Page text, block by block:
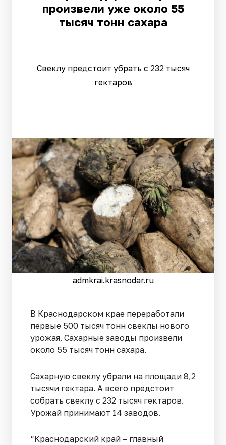
произвели уже около 55
тысяч тонн сахара
Свеклу предстоит убрать с 232 тысяч
гектаров
admkrai.krasnodar.ru
В Краснодарском крае переработали
первые 500 тысяч тонн свеклы нового
урожая. Сахарные заводы произвели
около 55 тысяч тонн сахара.
Сахарную свеклу убрали на площади 8,2
тысячи гектара. А всего предстоит
собрать свеклу с 232 тысяч гектаров.
Урожай принимают 14 заводов.
“Краснодарский край – главный